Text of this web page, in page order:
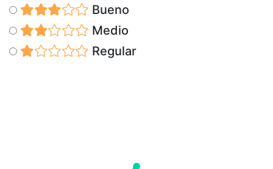
Bueno
Medio
Regular